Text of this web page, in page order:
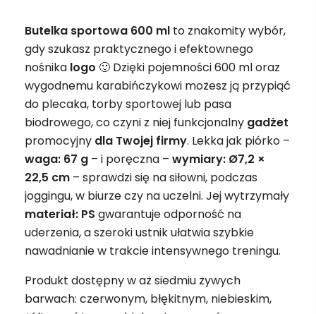
Butelka sportowa 600 ml to znakomity wybór,
gdy szukasz praktycznego i efektownego
nośnika logo 🙂 Dzięki pojemności 600 ml oraz
wygodnemu karabińczykowi możesz ją przypiąć
do plecaka, torby sportowej lub pasa
biodrowego, co czyni z niej funkcjonalny gadżet
promocyjny dla Twojej firmy. Lekka jak piórko –
waga: 67 g – i poręczna – wymiary: Ø7,2 ×
22,5 cm – sprawdzi się na siłowni, podczas
joggingu, w biurze czy na uczelni. Jej wytrzymały
materiał: PS gwarantuje odporność na
uderzenia, a szeroki ustnik ułatwia szybkie
nawadnianie w trakcie intensywnego treningu.
Produkt dostępny w aż siedmiu żywych
barwach: czerwonym, błękitnym, niebieskim,